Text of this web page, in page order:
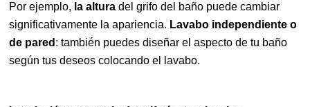
Por ejemplo, la alturadel grifo del baño puede cambiar
significativamente la apariencia. Lavabo independiente o
de pared : también puedes diseñar el aspecto de tu baño
según tus deseos colocando el lavabo.